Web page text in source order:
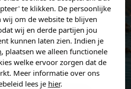
te klikken. De persoonlijke
wij om de website te blijven
wij en derde partijen jou
kunnen laten zien. Indien je
, plaatsen we alleen functionele
welke ervoor zorgen dat de
Meer informatie over ons
lees je hier.
kleding
kleding